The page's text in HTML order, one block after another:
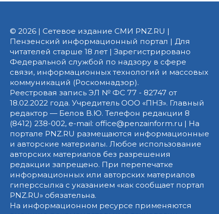
© 2026 | Сетевое издание СМИ PNZ.RU |
Пензенский информационный портал | Для
читателей старше 18 лет | Зарегистрировано
Федеральной службой по надзору в сфере
связи, информационных технологий и массовых
коммуникаций (Роскомнадзор).
Реестровая запись ЭЛ № ФС 77 - 82747 от
18.02.2022 года. Учредитель ООО «ПНЗ». Главный
редактор — Белов В.Ю. Телефон редакции 8
(8412) 238-002, e-mail: office@penzainform.ru | На
портале PNZ.RU размещаются информационные
и авторские материалы. Любое использование
авторских материалов без разрешения
редакции запрещено. При перепечатке
информационных или авторских материалов
гиперссылка с указанием «как сообщает портал
PNZ.RU» обязательна.
На информационном ресурсе применяются